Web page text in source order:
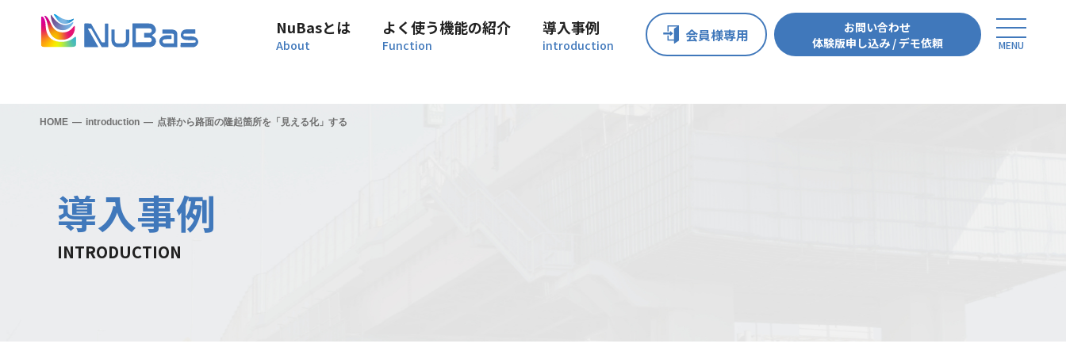
NuBasとは よく使う機能の紹介 導入事例 会員様専用
お問い合わせ
体験版申し込み / デモ依頼
MENU
HOME introduction 点群から路面の隆起箇所を「見える化」する
導入事例
INTRODUCTION